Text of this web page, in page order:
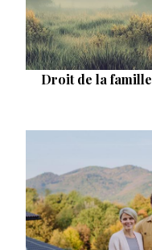
Droit de la famille